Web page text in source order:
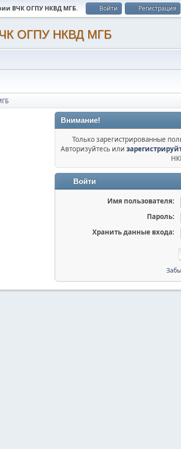
ВЧК ОГПУ НКВД МГБ. Войти Регистрация
Внимание!
Только зарегистрированные
Авторизуйтесь или
Войти
Имя пользователя:
Пароль:
Хранить данные входа: